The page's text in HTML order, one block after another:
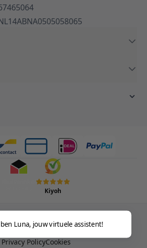
Kiyoh
Magento. Alle rechten
Privacy PolicyCookies
Luna, jouw virtuele assistent!